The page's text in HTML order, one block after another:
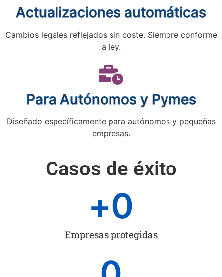
Actualizaciones automáticas
Cambios legales reflejados sin coste. Siempre conforme
a ley.
Para Autónomos y Pymes
Diseñado específicamente para autónomos y pequeñas
empresas.
Casos de éxito
Empresas protegidas
+0